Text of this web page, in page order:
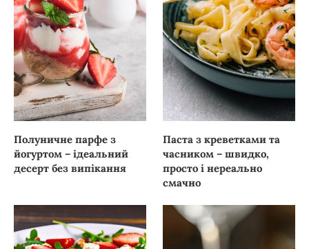
Полуничне парфе з
йогуртом – ідеальний
десерт без випікання
Паста з креветками та
часником – швидко,
просто і нереально
смачно